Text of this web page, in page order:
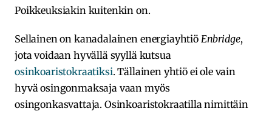
Poikkeuksiakin kuitenkin on.
Sellainen on kanadalainen energiayhtiö Enbridge,
jota voidaan hyvällä syyllä kutsua
osinkoaristokraatiksi. Tällainen yhtiö ei ole vain
hyvä osingonmaksaja vaan myös
osingonkasvattaja. Osinkoaristokraatilla nimittäin